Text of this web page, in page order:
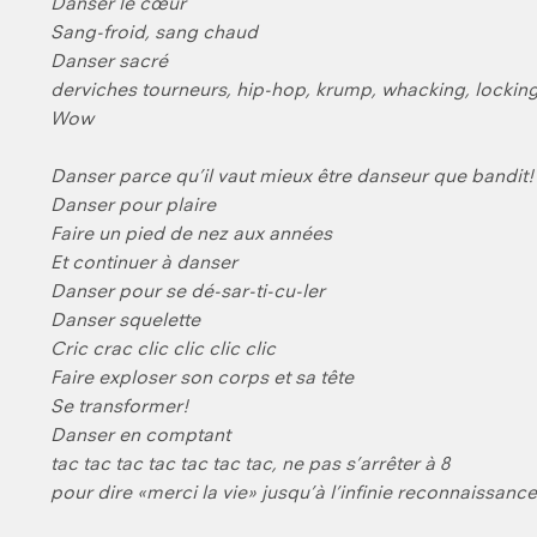
Sang-froid, sang chaud
Danser sacré
derviches tourneurs, hip-hop, krump, whacking,
Wow
Danser parce qu’il vaut mieux être danseur que bandit!
Danser pour plaire
Faire un pied de nez aux années
Et continuer à danser
Danser pour se dé-sar-ti-cu-ler
Danser squelette
Cric crac clic clic clic clic
Faire exploser son corps et sa tête
Se transformer!
Danser en comptant
tac tac tac tac tac tac tac, ne pas s’arrêter à 8
pour dire «merci la vie» jusqu’à l’infinie reconnaissance